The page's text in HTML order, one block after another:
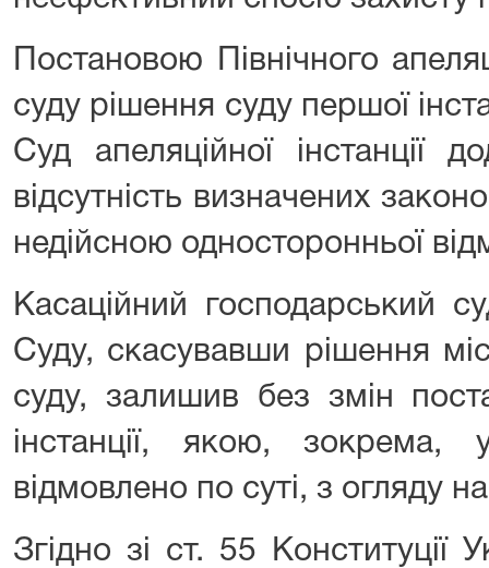
Постановою Північного
суду рішення суду першої
Суд апеляційної інстанції
відсутність визначених
недійсною односторонньої
Касаційний господарський
Суду, скасувавши рішення
суду, залишив без змін
інстанції, якою, зокрема,
відмовлено по суті, з огляду
Згідно зі ст. 55 Конституції